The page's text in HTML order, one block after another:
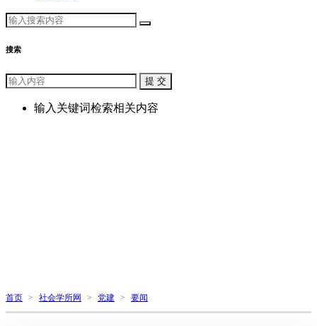
搜索
提 交
输入关键词检索相关内容
首页 > 社会学所网 > 党建 > 要闻